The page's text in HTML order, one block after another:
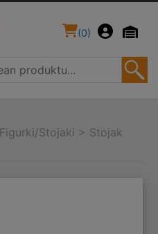
(0)
Figurki/Stojaki > Stojak